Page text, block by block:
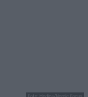
Foto: Modica/Nordic Focus